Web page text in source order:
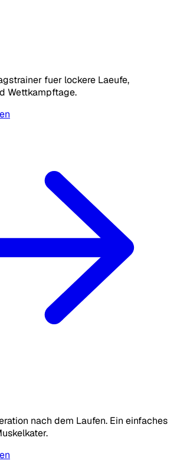
fuer lockere Laeufe,
Wettkampftage.
nach dem Laufen. Ein einfaches